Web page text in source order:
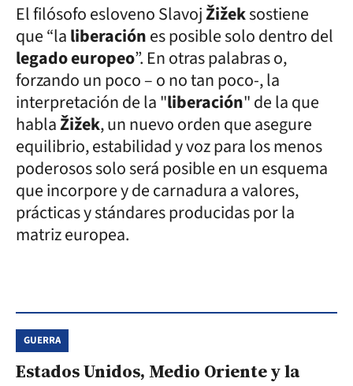
El filósofo esloveno SlavojŽižeksostiene
que “laliberaciónes posible solo dentro del
legado europeo”. En otras palabras o,
forzando un poco – o no tan poco-, la
interpretación de la "liberación" de la que
hablaŽižek, un nuevo orden que asegure
equilibrio, estabilidad y voz para los menos
poderosos solo será posible en un esquema
que incorpore y de carnadura a valores,
prácticas y stándares producidas por la
matriz europea.
GUERRA
Estados Unidos, Medio Oriente y la